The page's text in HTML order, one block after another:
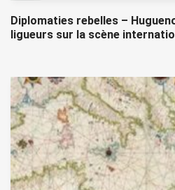
Diplomaties rebelles –
ligueurs sur la scène